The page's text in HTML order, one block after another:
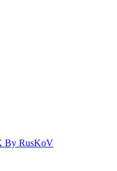
By RusKoV